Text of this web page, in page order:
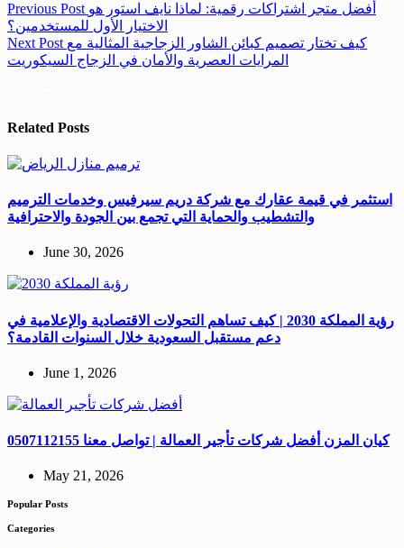
Previous Post أفضل متجر اشتراكات رقمية: لماذا نايف استور هو
الاختيار الأول للمستخدمين؟
Next Post كيف تختار تصميم كبائن الشاور الزجاجية المثالية مع
المرايات العصرية والأمان في الزجاج السيكوريت
Related Posts
استثمر في قيمة عقارك مع شركة دريم سيرفيس وخدمات الترميم
والتشطيب والحماية التي تجمع بين الجودة والاحترافية
June 30, 2026
رؤية المملكة 2030 | كيف تساهم التحولات الاقتصادية والإعلامية في
دعم مستقبل السعودية خلال السنوات القادمة؟
June 1, 2026
كيان المزن أفضل شركات تأجير العمالة | تواصل معنا 0507112155
May 21, 2026
Popular Posts
Categories